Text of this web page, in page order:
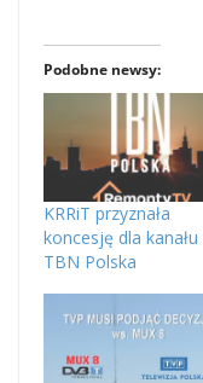
Podobne newsy:
KRRiT przyznała
koncesję dla kanału
TBN Polska